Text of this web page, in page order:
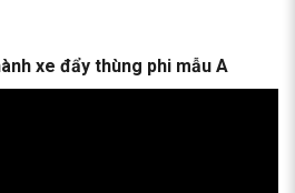
xe đẩy thùng phi mẫu A